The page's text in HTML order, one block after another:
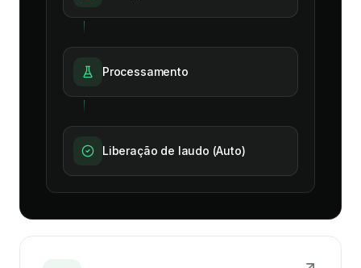
Processamento
Liberação de laudo (Auto)